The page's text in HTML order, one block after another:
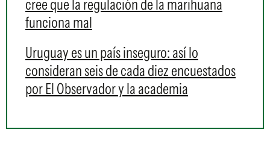
cree que la regulación de la marihuana
funciona mal
Uruguay es un país inseguro: así lo
consideran seis de cada diez encuestados
por El Observador y la academia